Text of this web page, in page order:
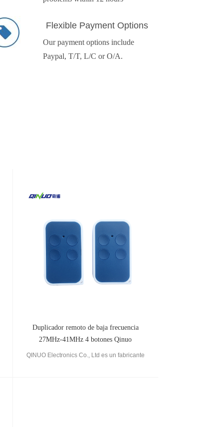
Flexible Payment Options
Our payment options include
Paypal, T/T, L/C or O/A.
Duplicador remoto de baja frecuencia
27MHz-41MHz 4 botones Qinuo
QINUO Electronics Co., Ltd es un fabricante